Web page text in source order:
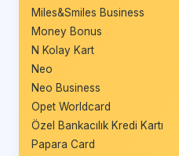
Miles&Smiles Business
Money Bonus
N Kolay Kart
Neo
Neo Business
Opet Worldcard
Özel Bankacılık Kredi Kartı
Papara Card